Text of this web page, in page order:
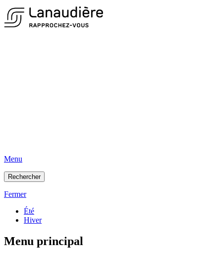
Menu
Rechercher
Fermer
Été
Hiver
Menu principal